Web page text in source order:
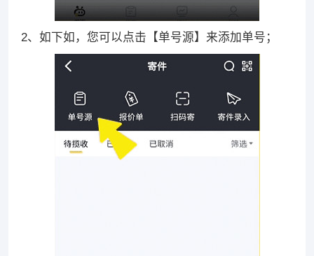
2、如下如，您可以点击【单号源】来添加单号；